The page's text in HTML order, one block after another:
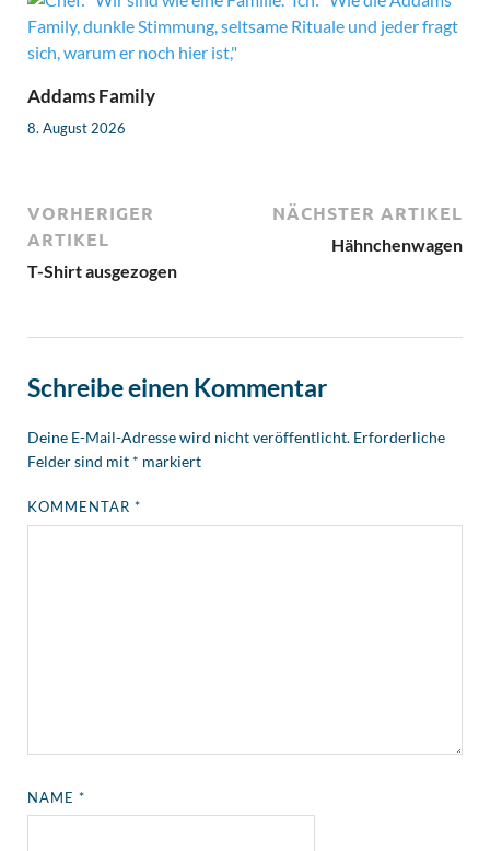
Addams Family
8. August 2026
VORHERIGER
ARTIKEL
T-Shirt ausgezogen
NÄCHSTER ARTIKEL
Hähnchenwagen
Schreibe einen Kommentar
Deine E-Mail-Adresse wird nicht veröffentlicht. Erforderliche
Felder sind mit * markiert
KOMMENTAR*
NAME*